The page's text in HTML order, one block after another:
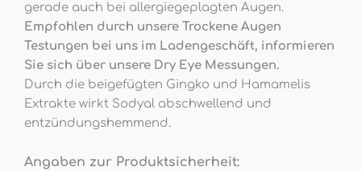
gerade auch bei allergiegeplagten Augen.
Empfohlen durch unsere Trockene Augen
Testungen bei uns im Ladengeschäft, informieren
Sie sich über unsere Dry Eye Messungen.
Durch die beigefügten Gingko und Hamamelis
Extrakte wirkt Sodyal abschwellend und
entzündungshemmend.
Angaben zur Produktsicherheit: